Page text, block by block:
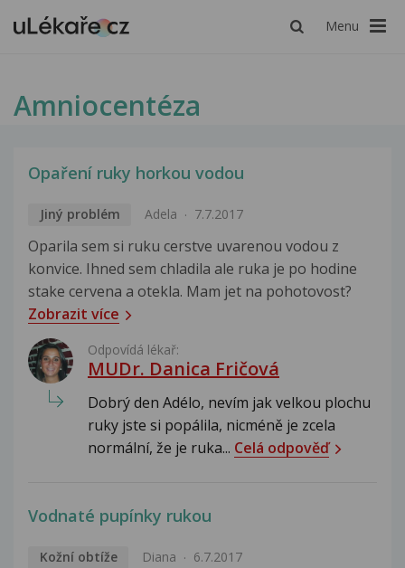
Menu
Amniocentéza
Opaření ruky horkou vodou
Jiný problém Adela 7.7.2017
Oparila sem si ruku cerstve uvarenou vodou z
konvice. Ihned sem chladila ale ruka je po hodine
stake cervena a otekla. Mam jet na pohotovost?
Zobrazit více
Odpovídá lékař:
MUDr. Danica Fričová
Dobrý den Adélo, nevím jak velkou plochu
ruky jste si popálila, nicméně je zcela
normální, že je ruka... Celá odpověď
Vodnaté pupínky rukou
Kožní obtíže Diana 6.7.2017